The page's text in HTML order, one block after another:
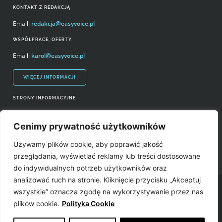
Cenimy prywatność użytkowników
Używamy plików cookie, aby poprawić jakość
przeglądania, wyświetlać reklamy lub treści dostosowane
do indywidualnych potrzeb użytkowników oraz
analizować ruch na stronie. Kliknięcie przycisku „Akceptuj
wszystkie” oznacza zgodę na wykorzystywanie przez nas
plików cookie. Polityka Cookie
STRONY INFORMACYJNE
Prawa autorskie i wykorzystywanie treści serwisu
Źródła
KONTAKT Z REDAKCJĄ
Email: redakcja@easyvoice.pl
WSPÓŁPRACE, OFERTY
Email: karol@easyvoice.pl
WIĘCEJ INFORMACJI
Easyvoice.pl © 2006-2022. Wszystkie prawa zastrzeżone. Stronę zrobiły: